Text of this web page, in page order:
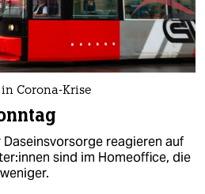
Corona-Krise
reagieren auf
sind im Homeoffice, die